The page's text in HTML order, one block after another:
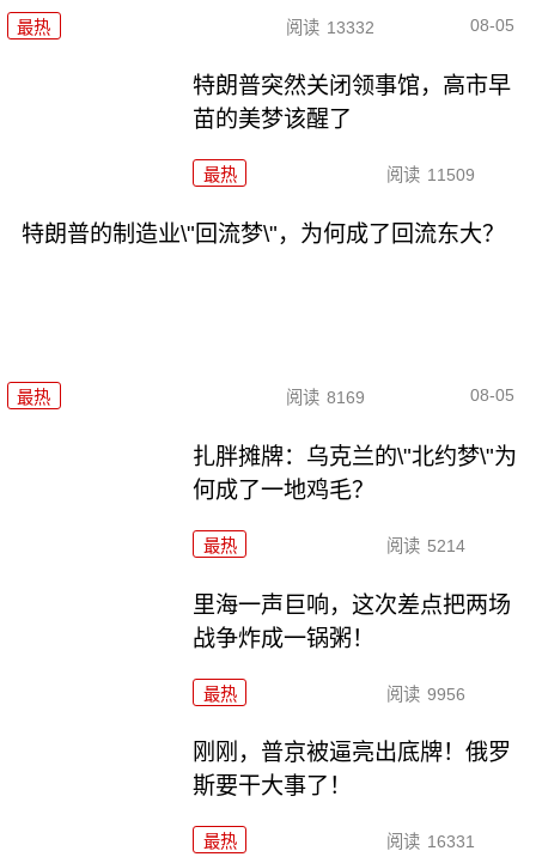
最热 阅读 13332 08-05
特朗普突然关闭领事馆，高市早
苗的美梦该醒了
最热 阅读 11509
特朗普的制造业\"回流梦\"，为何成了回流东大？
最热 阅读 8169 08-05
扎胖摊牌：乌克兰的\"北约梦\"为
何成了一地鸡毛？
最热 阅读 5214
里海一声巨响，这次差点把两场
战争炸成一锅粥！
最热 阅读 9956
刚刚，普京被逼亮出底牌！俄罗
斯要干大事了！
最热 阅读 16331